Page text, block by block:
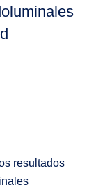
resultados